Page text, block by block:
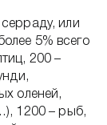
или
5% всего
200 –
оленей,
1200 – рыб,